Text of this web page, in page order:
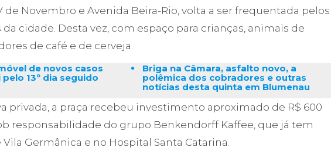
de Novembro e Avenida Beira-Rio, volta a ser frequentada pelos
cidade. Desta vez, com espaço para crianças, animais de
de café e de cerveja.
de novos casos
13º dia seguido
Briga na Câmara, asfalto novo, a
polêmica dos cobradores e outras
notícias desta quinta em Blumenau
privada, a praça recebeu investimento aproximado de R$ 600
responsabilidade do grupo Benkendorff Kaffee, que já tem
Germânica e no Hospital Santa Catarina.